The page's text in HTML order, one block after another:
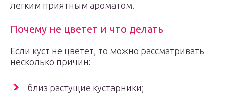
легким приятным ароматом.
Почему не цветет и что делать
Если куст не цветет, то можно рассматривать
несколько причин:
близ растущие кустарники;